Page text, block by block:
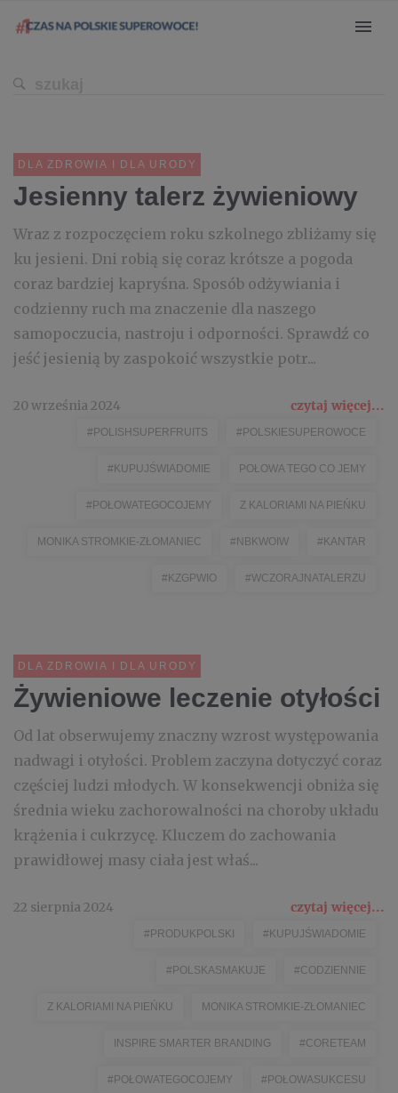
DLA ZDROWIA I DLA URODY
Jesienny talerz żywieniowy
Wraz z rozpoczęciem roku szkolnego zbliżamy się
ku jesieni. Dni robią się coraz krótsze a pogoda
coraz bardziej kapryśna. Sposób odżywiania i
codzienny ruch ma znaczenie dla naszego
samopoczucia, nastroju i odporności. Sprawdź co
jeść jesienią by zaspokoić wszystkie potr...
20 września 2024 czytaj więcej...
#POLISHSUPERFRUITS #POLSKIESUPEROWOCE
#KUPUJŚWIADOMIE POŁOWA TEGO CO JEMY
#POŁOWATEGOCOJEMY Z KALORIAMI NA PIEŃKU
MONIKA STROMKIE-ZŁOMANIEC #NBKWOIW #KANTAR
#KZGPWIO #WCZORAJNATALERZU
DLA ZDROWIA I DLA URODY
Żywieniowe leczenie otyłości
Od lat obserwujemy znaczny wzrost występowania
nadwagi i otyłości. Problem zaczyna dotyczyć coraz
częściej ludzi młodych. W konsekwencji obniża się
średnia wieku zachorowalności na choroby układu
krążenia i cukrzycę. Kluczem do zachowania
prawidłowej masy ciała jest właś...
22 sierpnia 2024 czytaj więcej...
#PRODUKPOLSKI #KUPUJŚWIADOMIE
#POLSKASMAKUJE #CODZIENNIE
Z KALORIAMI NA PIEŃKU MONIKA STROMKIE-ZŁOMANIEC
INSPIRE SMARTER BRANDING #CORETEAM
#POŁOWATEGOCOJEMY #POŁOWASUKCESU